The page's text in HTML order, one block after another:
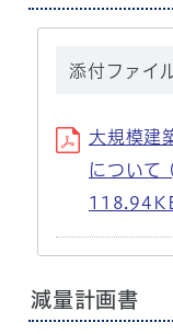
添付ファイ
大規模建
について
減量計画書